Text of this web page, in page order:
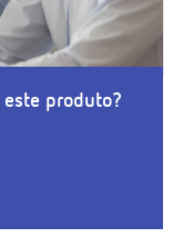
este produto?